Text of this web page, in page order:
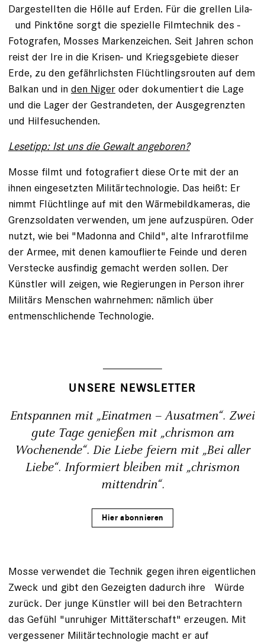
Dargestellten die Hölle auf Erden. Für die grellen Lila-
und Pinktöne sorgt die spezielle Filmtechnik des ­
Fotografen, Mosses Markenzeichen. Seit Jahren schon
reist der Ire in die Krisen- und Kriegsgebiete dieser
Erde, zu den gefährlichsten Flüchtlingsrouten auf dem
Balkan und in den Niger oder dokumentiert die Lage
und die Lager der Gestrandeten, der Ausgegrenzten
und Hilfesuchenden.
Lesetipp: Ist uns die Gewalt angeboren?
Mosse filmt und fotografiert diese Orte mit der an
ihnen eingesetzten Militärtechnologie. Das heißt: Er
nimmt Flüchtlinge auf mit den Wärmebildkameras, die
Grenzsoldaten verwenden, um jene aufzuspüren. Oder
nutzt, wie bei "Madonna and Child", alte Infrarotfilme
der Armee, mit denen kamouflierte Feinde und deren
Verstecke ausfindig gemacht werden ­sollen. Der
Künstler will zeigen, wie Regierungen in Person ihrer
Militärs Menschen wahrnehmen: nämlich über
entmenschlichende Technologie. ­
UNSERE NEWSLETTER
Entspannen mit „Einatmen – Ausatmen“. Zwei
gute Tage genießen mit „chrismon am
Wochenende“. Die Liebe feiern mit „Bei aller
Liebe“. Informiert bleiben mit „chrismon
mittendrin“.
Hier abonnieren
Mosse verwendet die Technik gegen ihren eigentlichen
Zweck und gibt den Gezeigten dadurch ihre Würde
zurück. Der junge Künstler will bei den ­Betrachtern
das Gefühl "unruhiger Mittäterschaft" ­erzeugen. Mit
vergessener Militärtechnologie macht er auf